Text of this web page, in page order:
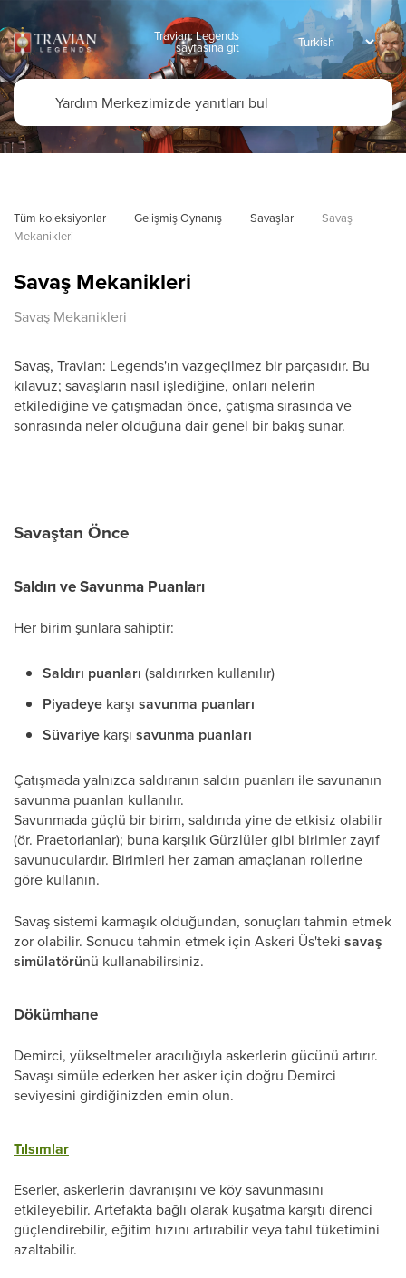
Travian: Legends
sayfasına git
Tüm koleksiyonlar Gelişmiş Oynanış Savaşlar
Savaş
Mekanikleri
Savaş Mekanikleri
Savaş Mekanikleri
Savaş, Travian: Legends'ın vazgeçilmez bir parçasıdır. Bu
kılavuz; savaşların nasıl işlediğine, onları nelerin
etkilediğine ve çatışmadan önce, çatışma sırasında ve
sonrasında neler olduğuna dair genel bir bakış sunar.
Savaştan Önce
Saldırı ve Savunma Puanları
Her birim şunlara sahiptir:
Saldırı puanları (saldırırken kullanılır)
Piyadeye karşı savunma puanları
Süvariye karşı savunma puanları
Çatışmada yalnızca saldıranın saldırı puanları ile savunanın
savunma puanları kullanılır.
Savunmada güçlü bir birim, saldırıda yine de etkisiz olabilir
(ör. Praetorianlar); buna karşılık Gürzlüler gibi birimler zayıf
savunuculardır. Birimleri her zaman amaçlanan rollerine
göre kullanın.
Savaş sistemi karmaşık olduğundan, sonuçları tahmin etmek
zor olabilir. Sonucu tahmin etmek için Askeri Üs'teki savaş
simülatörünü kullanabilirsiniz.
Dökümhane
Demirci, yükseltmeler aracılığıyla askerlerin gücünü artırır.
Savaşı simüle ederken her asker için doğru Demirci
seviyesini girdiğinizden emin olun.
Tılsımlar
Eserler, askerlerin davranışını ve köy savunmasını
etkileyebilir. Artefakta bağlı olarak kuşatma karşıtı direnci
güçlendirebilir, eğitim hızını artırabilir veya tahıl tüketimini
azaltabilir.